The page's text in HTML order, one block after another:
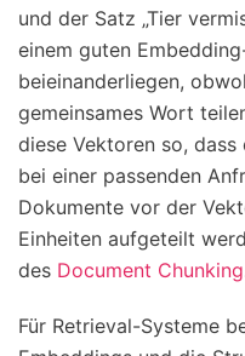
und der Satz „Tier
einem guten
beieinanderliegen,
gemeinsames Wort
diese Vektoren so,
bei einer passenden
Dokumente vor der
Einheiten aufgeteilt
des Document Chunking
Für Retrieval-Systeme